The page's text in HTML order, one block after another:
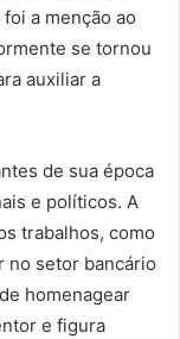
a menção ao
se tornou
auxiliar a
de sua época
e políticos. A
trabalhos, como
no setor bancário
homenagear
e figura